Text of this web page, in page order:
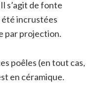
s’agit de fonte
été incrustées
par projection.
poêles (en tout cas,
en céramique.